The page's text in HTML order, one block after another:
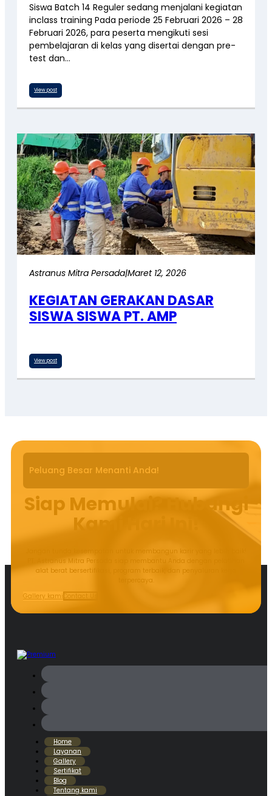
Siswa Batch 14 Reguler sedang menjalani kegiatan
inclass training Pada periode 25 Februari 2026 – 28
Februari 2026, para peserta mengikuti sesi
pembelajaran di kelas yang disertai dengan pre-
test dan…
View post
Astranus Mitra Persada|Maret 12, 2026
KEGIATAN GERAKAN DASAR
SISWA SISWA PT. AMP
View post
Peluang Besar Menanti Anda!
Siap Memulai? Hubungi
Kami Hari Ini!
Jangan tunda kesempatan untuk membangun karir yang lebih baik!
PT. Astranus Mitra Persada siap membantu Anda dengan pelatihan
alat berat bersertifikasi, program terbaik, dan penyaluran kerja
terpercaya.
Gallery kami Contact Us
Home
Layanan
Gallery
Sertifikat
Blog
Tentang kami